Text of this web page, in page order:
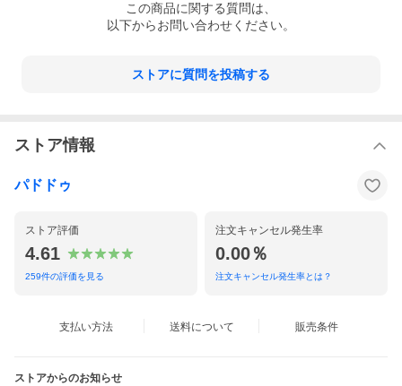
この商品に関する質問は、
以下からお問い合わせください。
ストアに質問を投稿する
ストア情報
パドドゥ
ストア評価
4.61
259件の評価を見る
注文キャンセル発生率
0.00％
注文キャンセル発生率とは？
支払い方法 送料について 販売条件
ストアからのお知らせ